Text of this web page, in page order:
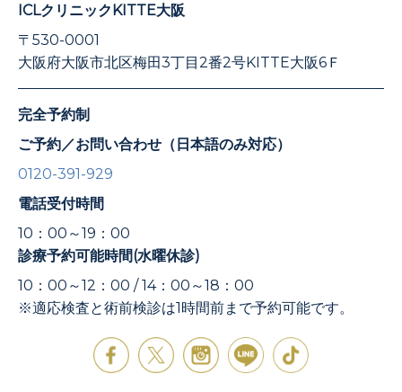
ICLクリニックKITTE大阪
〒530-0001
大阪府大阪市北区梅田3丁目2番2号KITTE大阪6Ｆ
完全予約制
ご予約／お問い合わせ（日本語のみ対応）
0120-391-929
電話受付時間
10：00～19：00
診療予約可能時間(水曜休診)
10：00～12：00 / 14：00～18：00
※適応検査と術前検診は1時間前まで予約可能です。